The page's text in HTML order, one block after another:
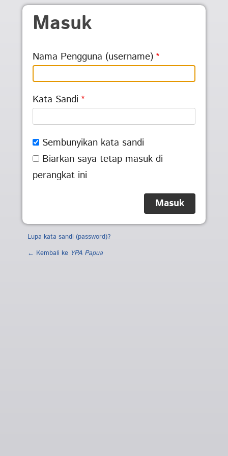
Skip to main content
Masuk
Nama Pengguna (username)
Kata Sandi
Sembunyikan kata sandi
Biarkan saya tetap masuk di
perangkat ini
Lupa kata sandi (password)?
← Kembali ke YPA Papua